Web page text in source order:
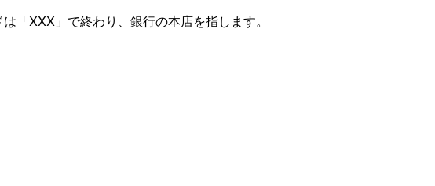
「XXX」で終わり、銀行の本店を指します。